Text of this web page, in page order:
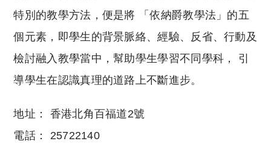
特別的教學方法，便是將 「依納爵教學法」的五
個元素，即學生的背景脈絡、經驗、反省、行動及
檢討融入教學當中，幫助學生學習不同學科， 引
導學生在認識真理的道路上不斷進步。
地址： 香港北角百福道2號
電話： 25722140